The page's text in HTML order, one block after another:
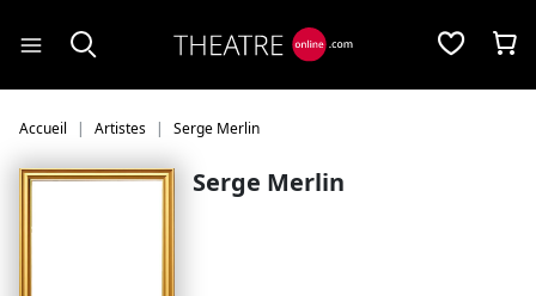
Accueil Artistes Serge Merlin
Serge Merlin